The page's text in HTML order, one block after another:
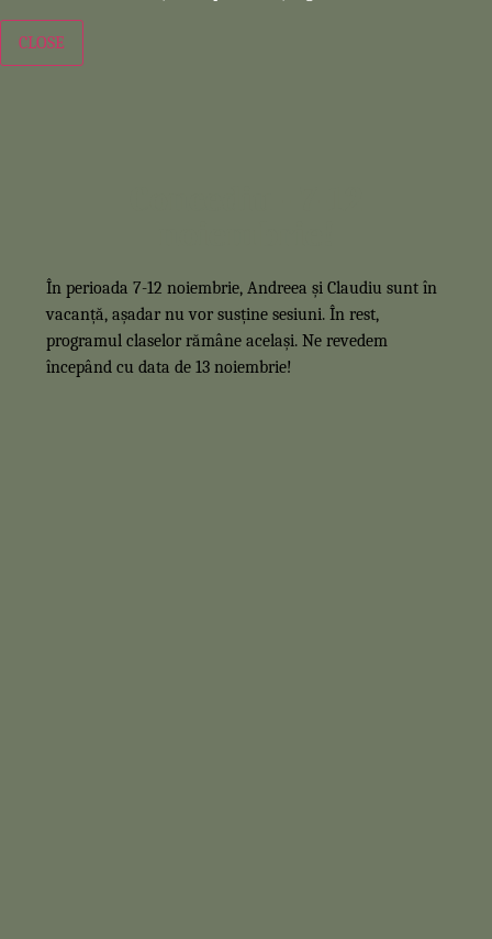
CLOSE
În perioada 7-12 noiembrie, Andreea și Claudiu sunt în
vacanță, așadar nu vor susține sesiuni. În rest,
programul claselor rămâne același. Ne revedem
începând cu data de 13 noiembrie!